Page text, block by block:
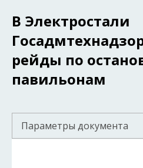
В Электростали
рейды по
павильонам
Параметры документа